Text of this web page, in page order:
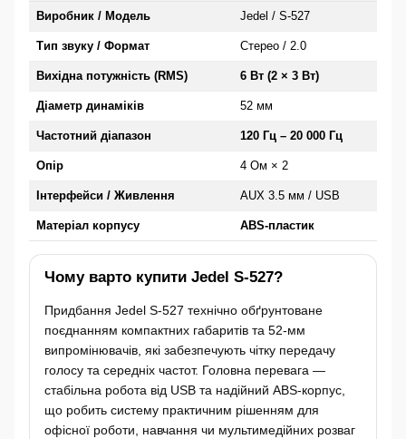
Виробник / Модель Jedel / S-527
Тип звуку / Формат Стерео / 2.0
Вихідна потужність (RMS) 6 Вт (2 × 3 Вт)
Діаметр динаміків 52 мм
Частотний діапазон 120 Гц – 20 000 Гц
Опір 4 Ом × 2
Інтерфейси / Живлення AUX 3.5 мм / USB
Матеріал корпусу ABS-пластик
Чому варто купити Jedel S-527?
Придбання Jedel S-527 технічно обґрунтоване
поєднанням компактних габаритів та 52-мм
випромінювачів, які забезпечують чітку передачу
голосу та середніх частот. Головна перевага —
стабільна робота від USB та надійний ABS-корпус,
що робить систему практичним рішенням для
офісної роботи, навчання чи мультимедійних розваг